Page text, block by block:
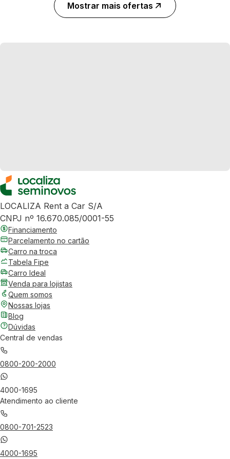
Mostrar mais ofertas
LOCALIZA Rent a Car S/A
CNPJ nº 16.670.085/0001-55
Financiamento
Parcelamento no cartão
Carro na troca
Tabela Fipe
Carro Ideal
Venda para lojistas
Quem somos
Nossas lojas
Blog
Dúvidas
Central de vendas
0800-200-2000
4000-1695
Atendimento ao cliente
0800-701-2523
4000-1695